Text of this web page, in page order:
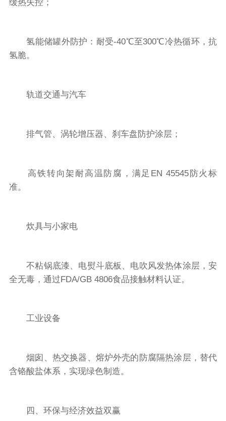
缓热失控；
氢能储罐外防护：耐受-40℃至300℃冷热循环，抗
氢脆。
轨道交通与汽车
排气管、涡轮增压器、刹车盘防护涂层；
高铁转向架耐高温防腐，满足EN 45545防火标
准。
炊具与小家电
不粘锅底漆、电熨斗底板、电吹风发热体涂层，安
全无毒，通过FDA/GB 4806食品接触材料认证。
工业设备
烟囱、热交换器、熔炉外壳的防腐隔热涂层，替代
含铬酸盐体系，实现绿色制造。
四、环保与经济效益双赢